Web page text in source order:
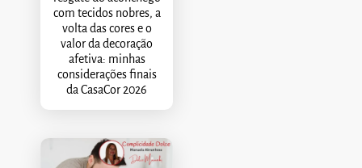
com tecidos nobres, a
volta das cores e o
valor da decoração
afetiva: minhas
considerações finais
da CasaCor 2026